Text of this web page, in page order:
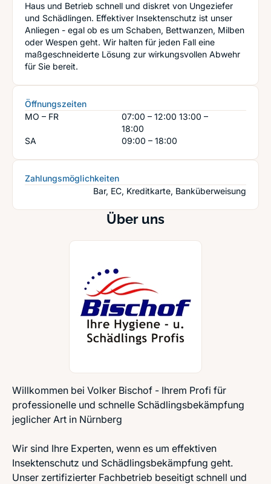
Über uns
Willkommen bei Volker Bischof - Ihrem Profi für
professionelle und schnelle Schädlingsbekämpfung
jeglicher Art in Nürnberg
Wir sind Ihre Experten, wenn es um effektiven
Insektenschutz und Schädlingsbekämpfung geht.
Unser zertifizierter Fachbetrieb beseitigt schnell und
Haus und Betrieb schnell und diskret von Ungeziefer
und Schädlingen. Effektiver Insektenschutz ist unser
Anliegen - egal ob es um Schaben, Bettwanzen, Milben
oder Wespen geht. Wir halten für jeden Fall eine
maßgeschneiderte Lösung zur wirkungsvollen Abwehr
für Sie bereit.
Öffnungszeiten
MO – FR
07:00 – 12:00 13:00 –
18:00
SA
09:00 – 18:00
Zahlungsmöglichkeiten
Bar, EC, Kreditkarte, Banküberweisung